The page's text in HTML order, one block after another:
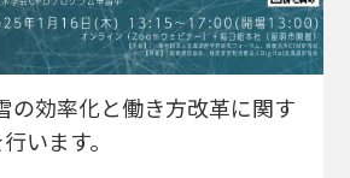
の効率化と働き方改革に関す
います。